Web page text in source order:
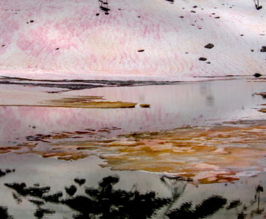
Microalgues des Alpes
ALPALGA